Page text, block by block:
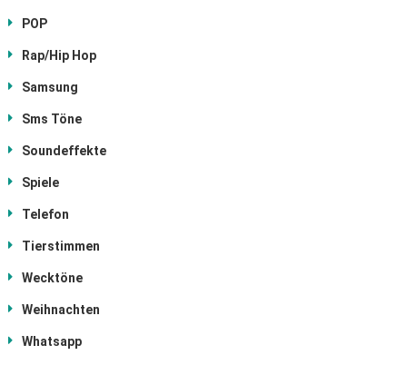
POP
Rap/Hip Hop
Samsung
Sms Töne
Soundeffekte
Spiele
Telefon
Tierstimmen
Wecktöne
Weihnachten
Whatsapp